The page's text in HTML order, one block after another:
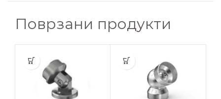
Поврзани продукти